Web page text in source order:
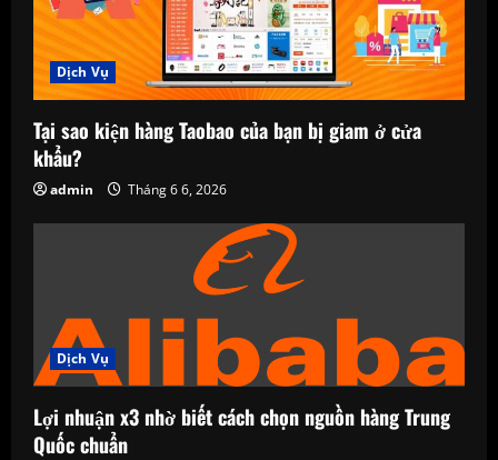
Dịch Vụ
Tại sao kiện hàng Taobao của bạn bị giam ở cửa
khẩu?
admin Tháng 6 6, 2026
Dịch Vụ
Lợi nhuận x3 nhờ biết cách chọn nguồn hàng Trung
Quốc chuẩn